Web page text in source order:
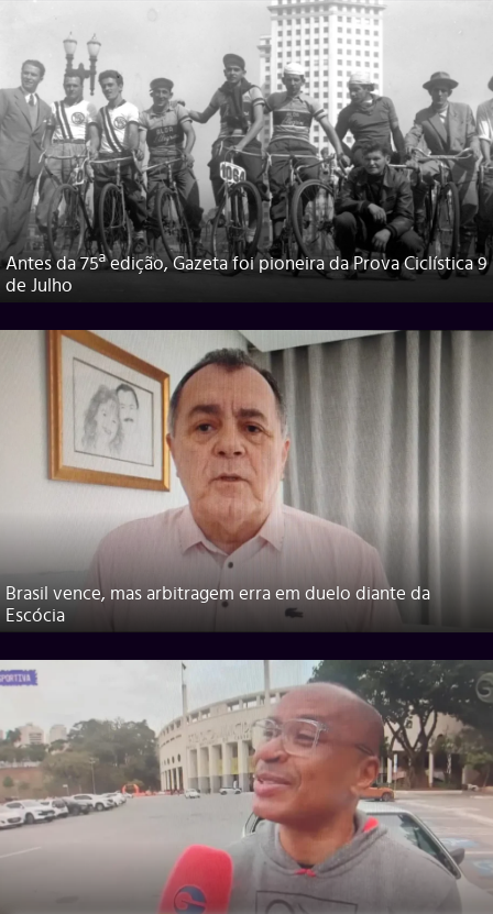
Antes da 75ª edição, Gazeta foi pioneira da Prova Ciclística 9
de Julho
Brasil vence, mas arbitragem erra em duelo diante da
Escócia